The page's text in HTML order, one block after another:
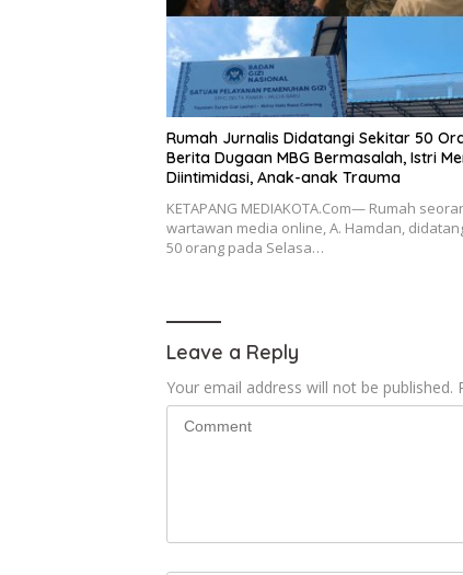
Rumah Jurnalis Didatangi Sekitar 50
Berita Dugaan MBG Bermasalah, Istri
Diintimidasi, Anak-anak Trauma
KETAPANG MEDIAKOTA.Com— Rumah
wartawan media online, A. Hamdan,
50 orang pada Selasa…
Leave a Reply
Your email address will not be published.